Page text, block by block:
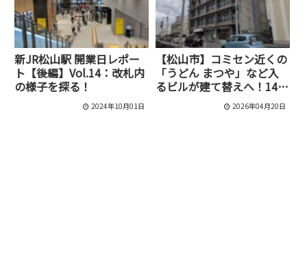
新JR松山駅 開業日レポー
ト【後編】Vol.14：改札内
の様子を探る！
2024年10月01日
【松山市】コミセン近くの
「うどん まつや」など入
るビルが建て替えへ！14階
建てマンション計画2026年04月20日